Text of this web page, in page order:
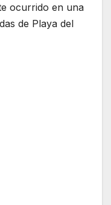
ocurrido en una
de Playa del